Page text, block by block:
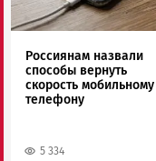
Россиянам назвали
способы вернуть
скорость мобильному
телефону
5 334